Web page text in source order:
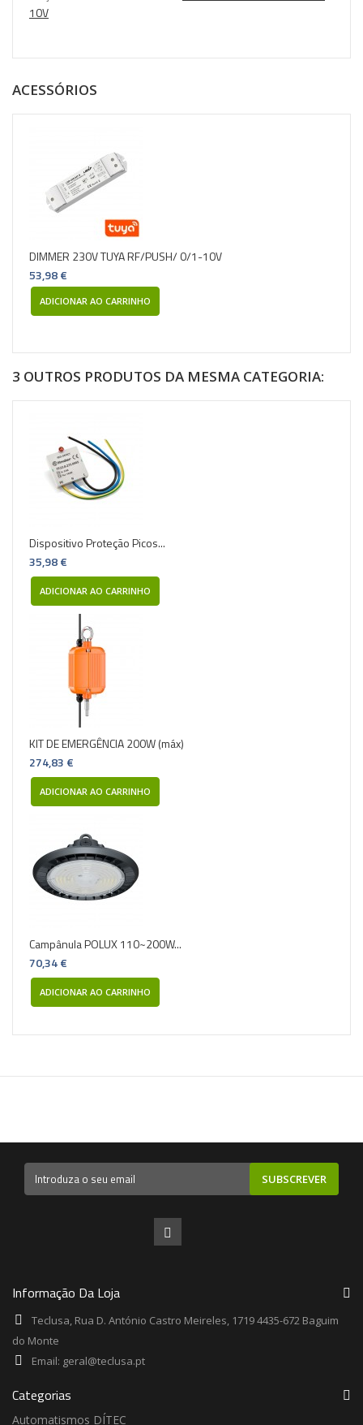
10V
ACESSÓRIOS
DIMMER 230V TUYA RF/PUSH/ 0/1-10V
53,98 €
ADICIONAR AO CARRINHO
3 OUTROS PRODUTOS DA MESMA CATEGORIA:
Dispositivo Proteção Picos...
35,98 €
ADICIONAR AO CARRINHO
KIT DE EMERGÊNCIA 200W (máx)
274,83 €
ADICIONAR AO CARRINHO
Campânula POLUX 110~200W...
70,34 €
ADICIONAR AO CARRINHO
SUBSCREVER
Informação Da Loja
Teclusa, Rua D. António Castro Meireles, 1719 4435-672 Baguim
do Monte
Email: geral@teclusa.pt
Categorias
Automatismos DÍTEC